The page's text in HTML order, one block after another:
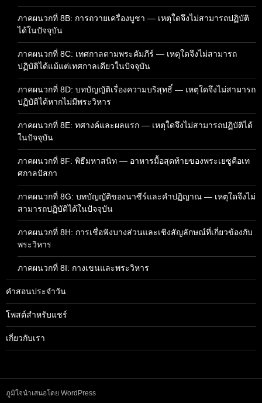
ภาคผนวกที่ 8B: การถวายเครื่องบูชา — เหตุใดจึงไม่สามารถปฏิบัติ
ได้ในปัจจุบัน
ภาคผนวกที่ 8C: เทศกาลตามพระคัมภีร์ — เหตุใดจึงไม่สามารถ
ปฏิบัติได้แม้แต่เทศกาลเดียวในปัจจุบัน
ภาคผนวกที่ 8D: บทบัญญัติเรื่องความบริสุทธิ์ — เหตุใดจึงไม่สามารถ
ปฏิบัติได้หากไม่มีพระวิหาร
ภาคผนวกที่ 8E: ทศางค์และผลแรก — เหตุใดจึงไม่สามารถปฏิบัติได้
ในปัจจุบัน
ภาคผนวกที่ 8F: พิธีมหาสนิท — อาหารมื้อสุดท้ายของพระเยซูคือเท
ศกาลปัสกา
ภาคผนวกที่ 8G: บทบัญญัติของนาซีร์และคำปฏิญาณ — เหตุใดจึงไม่
สามารถปฏิบัติได้ในปัจจุบัน
ภาคผนวกที่ 8H: การเชื่อฟังบางส่วนและเชิงสัญลักษณ์ที่เกี่ยวข้องกับ
พระวิหาร
ภาคผนวกที่ 8I: กางเขนและพระวิหาร
คำสอนประจำวัน
โพสต์สำหรับแชร์
เกี่ยวกับเรา
ภูมิใจนำเสนอโดย WordPress